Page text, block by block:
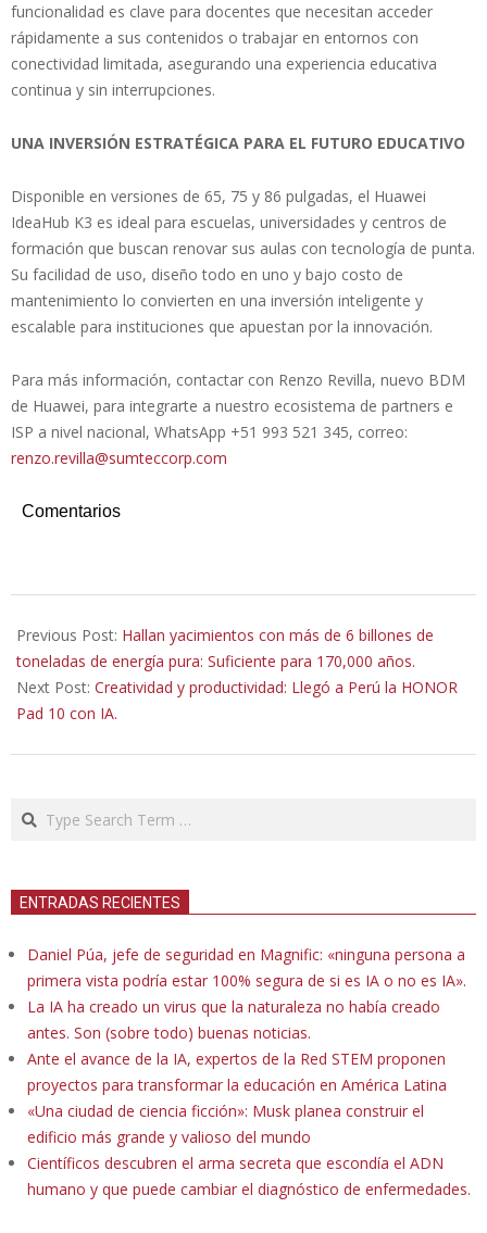
funcionalidad es clave para docentes que necesitan acceder
rápidamente a sus contenidos o trabajar en entornos con
conectividad limitada, asegurando una experiencia educativa
continua y sin interrupciones.
UNA INVERSIÓN ESTRATÉGICA PARA EL FUTURO EDUCATIVO
Disponible en versiones de 65, 75 y 86 pulgadas, el Huawei
IdeaHub K3 es ideal para escuelas, universidades y centros de
formación que buscan renovar sus aulas con tecnología de punta.
Su facilidad de uso, diseño todo en uno y bajo costo de
mantenimiento lo convierten en una inversión inteligente y
escalable para instituciones que apuestan por la innovación.
Para más información, contactar con Renzo Revilla, nuevo BDM
de Huawei, para integrarte a nuestro ecosistema de partners e
ISP a nivel nacional, WhatsApp +51 993 521 345, correo:
renzo.revilla@sumteccorp.com
Comentarios
10-
07
Previous Post: Hallan yacimientos con más de 6 billones de
toneladas de energía pura: Suficiente para 170,000 años.
Next Post: Creatividad y productividad: Llegó a Perú la HONOR
Pad 10 con IA.
Search
ENTRADAS RECIENTES
Daniel Púa, jefe de seguridad en Magnific: «ninguna persona a
primera vista podría estar 100% segura de si es IA o no es IA».
La IA ha creado un virus que la naturaleza no había creado
antes. Son (sobre todo) buenas noticias.
Ante el avance de la IA, expertos de la Red STEM proponen
proyectos para transformar la educación en América Latina
«Una ciudad de ciencia ficción»: Musk planea construir el
edificio más grande y valioso del mundo
Científicos descubren el arma secreta que escondía el ADN
humano y que puede cambiar el diagnóstico de enfermedades.